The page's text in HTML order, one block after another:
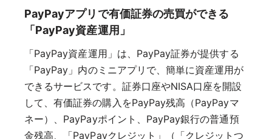
PayPayアプリで有価証券の売買ができる
「PayPay資産運用」
「PayPay資産運用」は、PayPay証券が提供する
「PayPay」内のミニアプリで、簡単に資産運用が
できるサービスです。証券口座やNISA口座を開設
して、有価証券の購入をPayPay残高（PayPayマ
ネー）、PayPayポイント、PayPay銀行の普通預
金残高、「PayPayクレジット」（「クレジットつ